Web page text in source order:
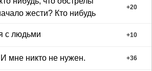
жести? Кто нибудь
+20
с людьми +10
мне никто не нужен. +36